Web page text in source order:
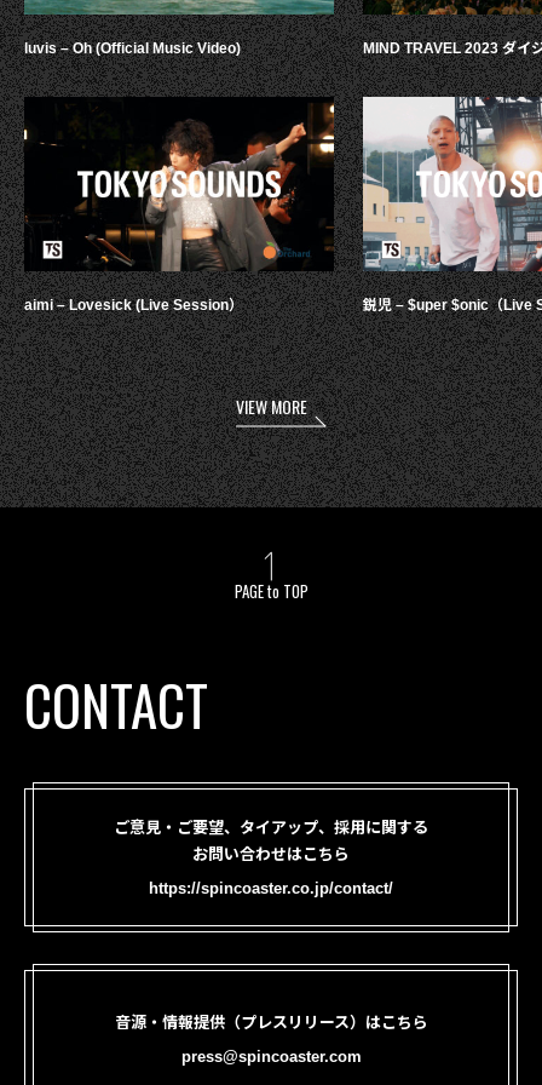
luvis – Oh (Official Music Video)
aimi – Lovesick (Live Session）
MIND TRAVEL 2023 ダイ
鋭児 – $uper $onic（Live
VIEW MORE
PAGE to TOP
CONTACT
ご意見・ご要望、タイアップ、採用に関する
お問い合わせはこちら
https://spincoaster.co.jp/contact/
音源・情報提供（プレスリリース）はこちら
press@spincoaster.com